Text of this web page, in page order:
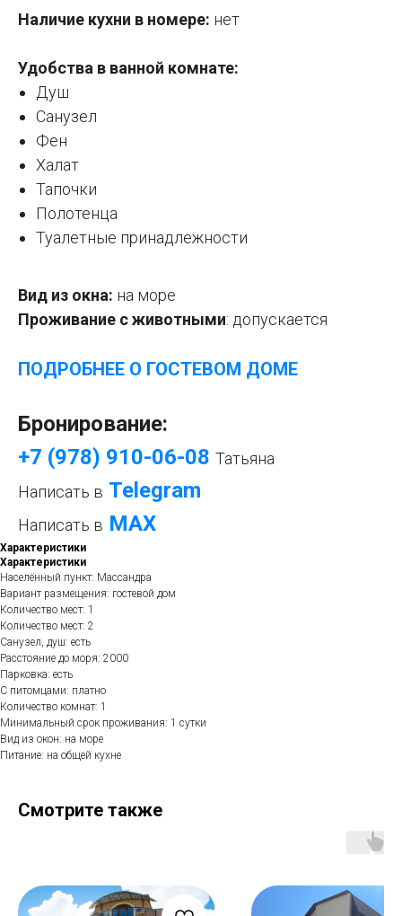
Наличие кухни в номере: нет
Удобства в ванной комнате:
Душ
Санузел
Фен
Халат
Тапочки
Полотенца
Туалетные принадлежности
Вид из окна: на море
Проживание с животными: допускается
ПОДРОБНЕЕ О ГОСТЕВОМ ДОМЕ
Бронирование:
+7 (978) 910-06-08 Татьяна
Написать в Telegram
Написать в МАХ
Характеристики
Характеристики
Населённый пункт: Массандра
Вариант размещения: гостевой дом
Количество мест: 1
Количество мест: 2
Санузел, душ: есть
Расстояние до моря: 2000
Парковка: есть
С питомцами: платно
Количество комнат: 1
Минимальный срок проживания: 1 сутки
Вид из окон: на море
Питание: на общей кухне
Смотрите также